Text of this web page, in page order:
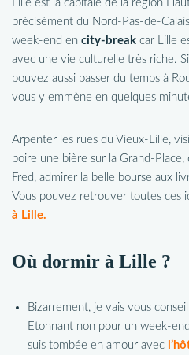
Lille est la capitale de la région
précisément du Nord-Pas-de-
week-end en city-break car Lille
avec une vie culturelle très riche.
pouvez aussi passer du temps à
vous y emmène en quelques
Arpenter les rues du Vieux-Lille,
boire une bière sur la Grand-
Fred, admirer la belle bourse aux
Vous pouvez retrouver toutes ces
à Lille.
Où dormir à Lille ?
Bizarrement, je vais vous
Etonnant non pour un week-
suis tombée en amour avec